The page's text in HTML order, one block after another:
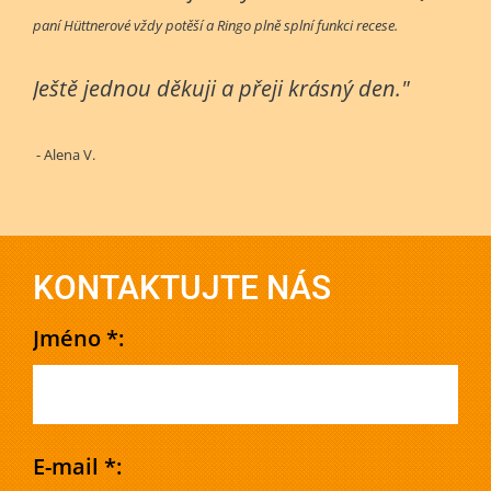
paní Hüttnerové vždy potěší a Ringo plně splní funkci recese.
Ještě jednou děkuji a přeji krásný den."
- Alena V.
KONTAKTUJTE NÁS
Jméno *:
E-mail *: